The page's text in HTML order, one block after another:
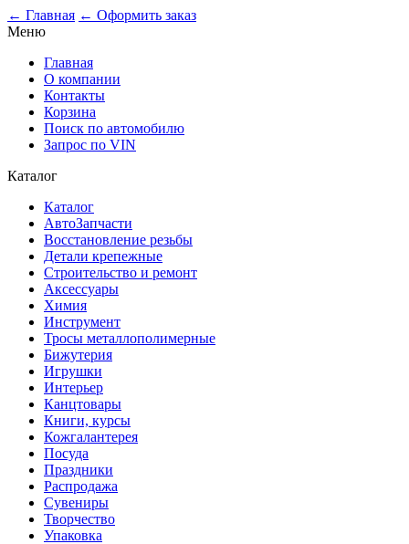
← Главная ← Оформить заказ
Меню
Главная
О компании
Контакты
Корзина
Поиск по автомобилю
Запрос по VIN
Каталог
Каталог
АвтоЗапчасти
Восстановление резьбы
Детали крепежные
Строительство и ремонт
Аксессуары
Химия
Инструмент
Тросы металлополимерные
Бижутерия
Игрушки
Интерьер
Канцтовары
Книги, курсы
Кожгалантерея
Посуда
Праздники
Распродажа
Сувениры
Творчество
Упаковка